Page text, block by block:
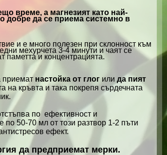
време, а магнезият като най-
добре да се приема системно в
и е много полезен при склонност към
мехурчета 3-4 минути и чаят се
паметта и концентрацията.
приемат настойка от глог или да пият
на кръвта и така покрепя сърдечната
по ефективност и
по 50-70 мл от този разтвор 1-2 пъти
ефект.
да предприемат мерки.